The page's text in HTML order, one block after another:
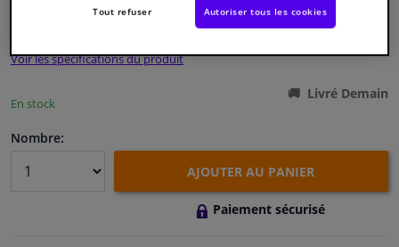
TTC
Voir les spécifications du produit
En stock
Livré Demain
Nombre:
AJOUTER AU PANIER
Paiement sécurisé
Tout refuser Autoriser tous les cookies